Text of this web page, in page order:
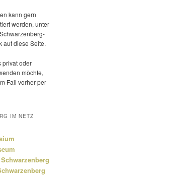
kann gern
werden, unter
auf diese Seite.
privat oder
möchte,
Fall vorher per
IM NETZ